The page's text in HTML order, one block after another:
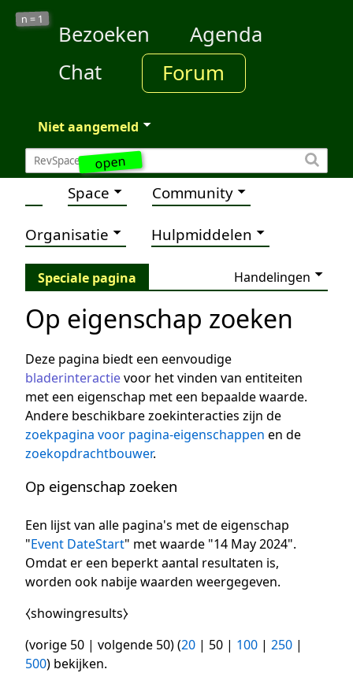
open
n = 1
Bezoeken
Agenda
Chat
Forum
Niet aangemeld
Space Community
Organisatie Hulpmiddelen
Speciale pagina Handelingen
Op eigenschap zoeken
Deze pagina biedt een eenvoudige
bladerinteractievoor het vinden van entiteiten
met een eigenschap met een bepaalde waarde.
Andere beschikbare zoekinteracties zijn de
zoekpagina voor pagina-eigenschappen en de
zoekopdrachtbouwer.
Op eigenschap zoeken
Een lijst van alle pagina's met de eigenschap
"Event DateStart" met waarde "14 May 2024".
Omdat er een beperkt aantal resultaten is,
worden ook nabije waarden weergegeven.
⧼showingresults⧽
(vorige 50 | volgende 50) (20 | 50 | 100 | 250 |
500) bekijken.